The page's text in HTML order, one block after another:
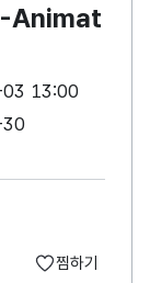
Animat
13:00
찜하기